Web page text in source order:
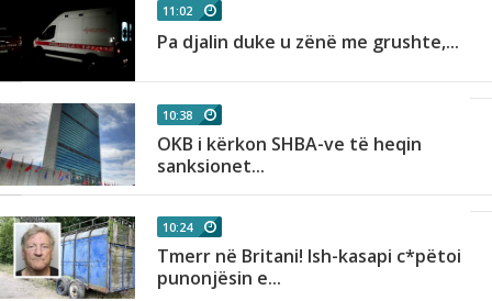
11:02
Pa djalin duke u zënë me grushte,...
10:38
OKB i kërkon SHBA-ve të heqin
sanksionet...
10:24
Tmerr në Britani! Ish-kasapi c*pëtoi
punonjësin e...